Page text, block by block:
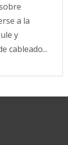
a la
y
cableado...